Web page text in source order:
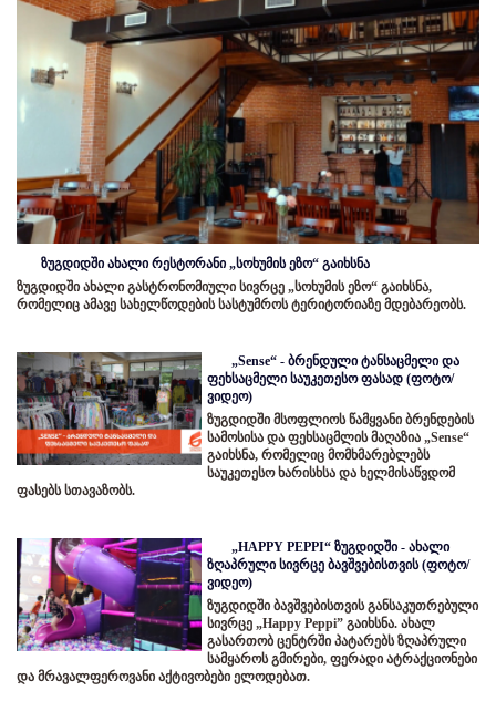
ზუგდიდში ახალი რესტორანი „სოხუმის ეზო“ გაიხსნა
ზუგდიდში ახალი გასტრონომიული სივრცე „სოხუმის ეზო“ გაიხსნა,
რომელიც ამავე სახელწოდების სასტუმროს ტერიტორიაზე მდებარეობს.
„Sense“ - ბრენდული ტანსაცმელი და
ფეხსაცმელი საუკეთესო ფასად (ფოტო/
ვიდეო)
ზუგდიდში მსოფლიოს წამყვანი ბრენდების
სამოსისა და ფეხსაცმლის მაღაზია „Sense“
გაიხსნა, რომელიც მომხმარებლებს
საუკეთესო ხარისხსა და ხელმისაწვდომ
ფასებს სთავაზობს.
„HAPPY PEPPI“ ზუგდიდში - ახალი
ზღაპრული სივრცე ბავშვებისთვის (ფოტო/
ვიდეო)
ზუგდიდში ბავშვებისთვის განსაკუთრებული
სივრცე „Happy Peppi” გაიხსნა. ახალ
გასართობ ცენტრში პატარებს ზღაპრული
სამყაროს გმირები, ფერადი ატრაქციონები
და მრავალფეროვანი აქტივობები ელოდებათ.